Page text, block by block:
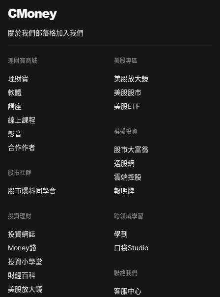
關於我們部落格加入我們
理財寶商城
理財寶
軟體
講座
線上課程
影音
合作作者
股市社群
股市爆料同學會
投資理財
投資網誌
Money錢
投資小學堂
財經百科
美股放大鏡
美股專區
美股放大鏡
美股股市
美股ETF
模擬投資
股市大富翁
選股網
雲端控股
報明牌
跨領域學習
學到
口袋Studio
聯絡我們
客服中心